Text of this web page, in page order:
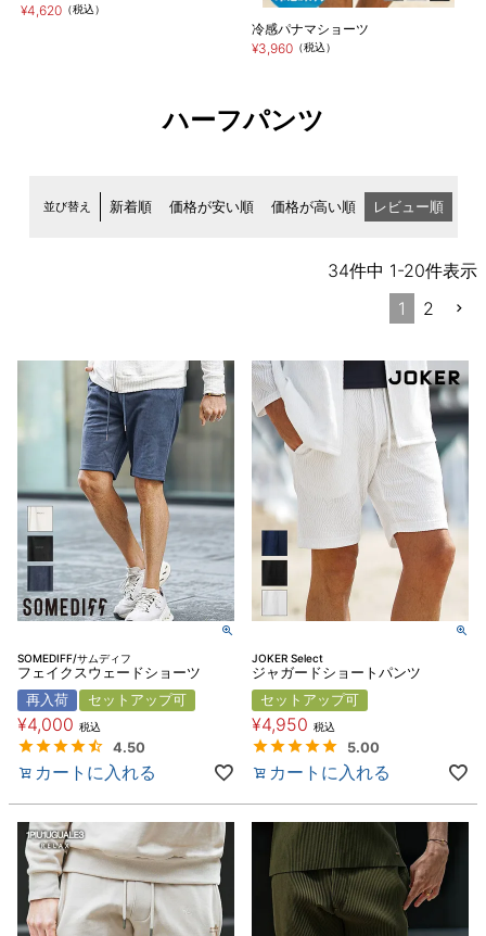
¥4,620（税込）
冷感パナマショーツ
¥3,960（税込）
ハーフパンツ
並び替え 新着順 価格が安い順 価格が高い順 レビュー順
34件中 1-20件表示
1
2
SOMEDIFF/サムディフ
フェイクスウェードショーツ
再入荷
セットアップ可
¥4,000 税込
4.50
カートに入れる
JOKER Select
ジャガードショートパンツ
セットアップ可
¥4,950 税込
5.00
カートに入れる